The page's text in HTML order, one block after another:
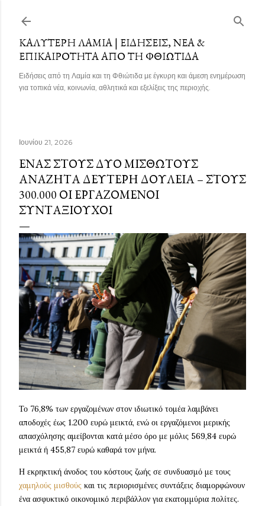
ΚΑΛΎΤΕΡΗ ΛΑΜΊΑ | ΕΙΔΉΣΕΙΣ, ΝΈΑ &
ΕΠΙΚΑΙΡΌΤΗΤΑ ΑΠΌ ΤΗ ΦΘΙΏΤΙΔΑ
Ειδήσεις από τη Λαμία και τη Φθιώτιδα με έγκυρη και άμεση ενημέρωση
για τοπικά νέα, κοινωνία, αθλητικά και εξελίξεις της περιοχής.
Ιουνίου 21, 2026
ΈΝΑΣ ΣΤΟΥΣ ΔΎΟ ΜΙΣΘΩΤΟΎΣ
ΑΝΑΖΗΤΆ ΔΕΎΤΕΡΗ ΔΟΥΛΕΙΆ – ΣΤΟΥΣ
300.000 ΟΙ ΕΡΓΑΖΌΜΕΝΟΙ
ΣΥΝΤΑΞΙΟΎΧΟΙ
Το 76,8% των εργαζομένων στον ιδιωτικό τομέα λαμβάνει
αποδοχές έως 1.200 ευρώ μεικτά, ενώ οι εργαζόμενοι μερικής
απασχόλησης αμείβονται κατά μέσο όρο με μόλις 569,84 ευρώ
μεικτά ή 455,87 ευρώ καθαρά τον μήνα.
Η εκρηκτική άνοδος του κόστους ζωής σε συνδυασμό με τους
χαμηλούς μισθούς και τις περιορισμένες συντάξεις διαμορφώνουν
ένα ασφυκτικό οικονομικό περιβάλλον για εκατομμύρια πολίτες.